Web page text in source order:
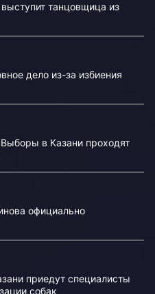
танцовщица из
дело из-за избиения
в Казани проходят
официально
приедут специалисты
собак